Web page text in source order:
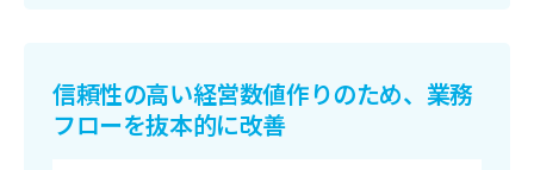
信頼性の高い経営数値作りのため、 業務
フローを抜本的に改善